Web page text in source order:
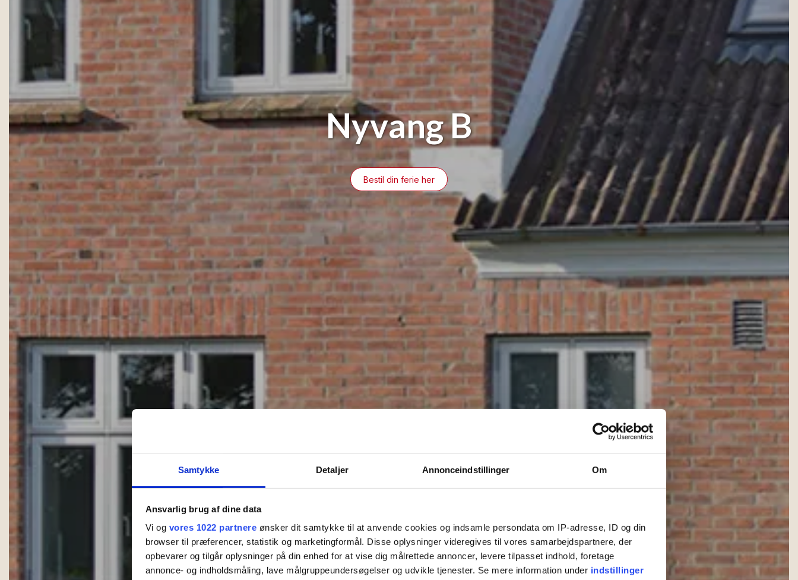
Samtykke Detaljer Annonceindstillinger Om
Ansvarlig brug af dine data
Vi og vores 1022 partnere ønsker dit samtykke til at anvende cookies og indsamle persondata om IP-adresse, ID og din
browser til præferencer, statistik og marketingformål. Disse oplysninger videregives til vores samarbejdspartnere, der
opbevarer og tilgår oplysninger på din enhed for at vise dig målrettede annoncer, levere tilpasset indhold, foretage
annonce- og indholdsmåling, lave målgruppeundersøgelser og udvikle tjenester. Se mere information under indstillinger
Nyvang B
Bestil din ferie her